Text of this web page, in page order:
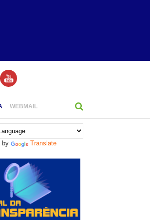
WEBMAIL
by Translate